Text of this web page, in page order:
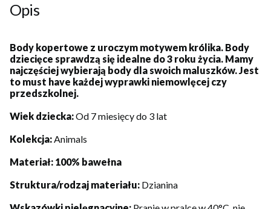
Opis
Body kopertowe z uroczym motywem królika. Body
dziecięce sprawdzą się idealne do 3 roku życia. Mamy
najczęściej wybierają body dla swoich maluszków. Jest
to must have każdej wyprawki niemowlęcej czy
przedszkolnej.
Wiek dziecka:Od 7 miesięcy do 3 lat
Kolekcja:Animals
Materiał: 100% bawełna
Struktura/rodzaj materiału: Dzianina